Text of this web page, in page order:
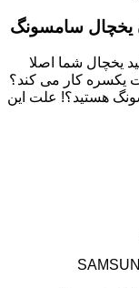
یخچال سامسونگ
یخچال شما اصلا
یکسره کار می کند؟
هستید؟! علت این